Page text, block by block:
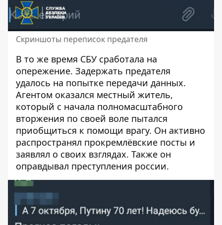
Скриншоты переписок предателя
В то же время СБУ сработала на
опережение. Задержать предателя
удалось на попытке передачи данных.
Агентом оказался местный житель,
который с начала полномасштабного
вторжения по своей воле пытался
приобщиться к помощи врагу. Он активно
распространял прокремлёвские посты и
заявлял о своих взглядах. Также он
оправдывал преступления россии.